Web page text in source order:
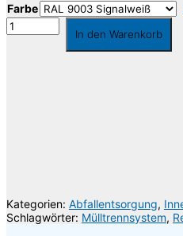
Farbe
Baden
AbfallbehälterIn den Warenkorb
Kategorien: Abfallentsorgung,
Schlagwörter: Mülltrennsystem,